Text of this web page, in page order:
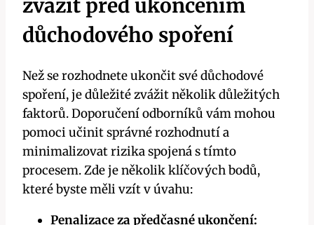
zvážit před ukončením
důchodového spoření
Než se rozhodnete ukončit své důchodové
spoření, je důležité zvážit několik důležitých
faktorů. Doporučení odborníků vám mohou
pomoci učinit správné rozhodnutí a
minimalizovat rizika spojená s tímto
procesem. Zde je několik klíčových bodů,
které byste měli vzít v úvahu:
Penalizace za předčasné ukončení: